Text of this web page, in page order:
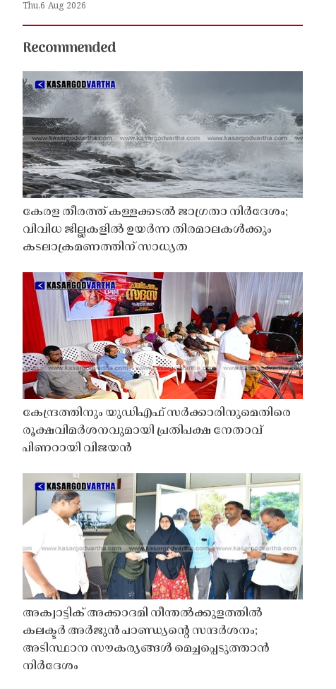
Thu,6 Aug 2026
Recommended
കേരള തീരത്ത് കള്ളക്കടൽ ജാഗ്രതാ നിർദേശം;
വിവിധ ജില്ലകളിൽ ഉയർന്ന തിരമാലകൾക്കും
കടലാക്രമണത്തിന് സാധ്യത
കേന്ദ്രത്തിനും യുഡിഎഫ് സർക്കാരിനുമെതിരെ
രൂക്ഷവിമർശനവുമായി പ്രതിപക്ഷ നേതാവ്
പിണറായി വിജയൻ
അക്വാട്ടിക് അക്കാദമി നീന്തൽക്കുളത്തിൽ
കലക്ടർ അർജുൻ പാണ്ഡ്യൻ്റെ സന്ദർശനം;
അടിസ്ഥാന സൗകര്യങ്ങൾ മെച്ചപ്പെടുത്താൻ
നിർദേശം